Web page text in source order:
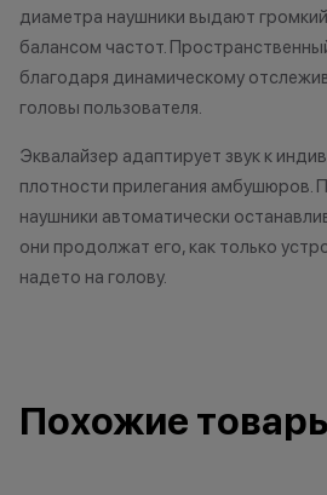
•Организатор (продавец) на свое
усмотрение имеет право
диаметра наушники выдают
балансом частот.
благодаря динамическому
головы пользователя.
Эквалайзер адаптирует звук к
плотности прилегания амбушюров.
наушники автоматически
они продолжат его, как только
надето на голову.
Похожие